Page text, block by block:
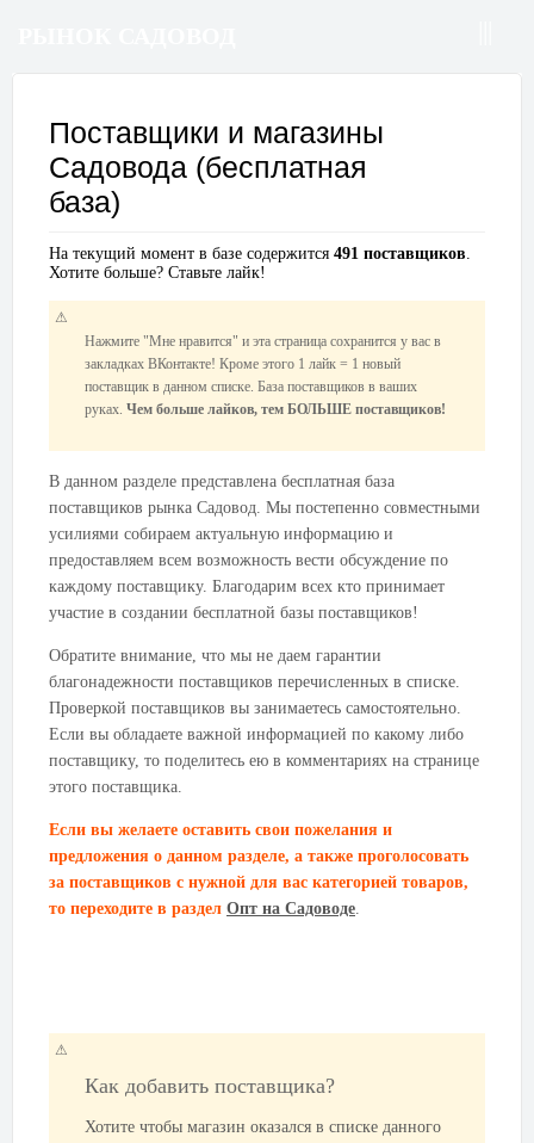
Поставщики и магазины
Садовода (бесплатная
база)
На текущий момент в базе содержится 491 поставщиков.
Хотите больше? Ставьте лайк!
Нажмите "Мне нравится" и эта страница сохранится у вас в
закладках ВКонтакте! Кроме этого 1 лайк = 1 новый
поставщик в данном списке. База поставщиков в ваших
руках. Чем больше лайков, тем БОЛЬШЕ поставщиков!
В данном разделе представлена бесплатная база
поставщиков рынка Садовод. Мы постепенно совместными
усилиями собираем актуальную информацию и
предоставляем всем возможность вести обсуждение по
каждому поставщику. Благодарим всех кто принимает
участие в создании бесплатной базы поставщиков!
Обратите внимание, что мы не даем гарантии
благонадежности поставщиков перечисленных в списке.
Проверкой поставщиков вы занимаетесь самостоятельно.
Если вы обладаете важной информацией по какому либо
поставщику, то поделитесь ею в комментариях на странице
этого поставщика.
Если вы желаете оставить свои пожелания и
предложения о данном разделе, а также проголосовать
за поставщиков с нужной для вас категорией товаров,
то переходите в раздел Опт на Садоводе.
Как добавить поставщика?
Хотите чтобы магазин оказался в списке данного